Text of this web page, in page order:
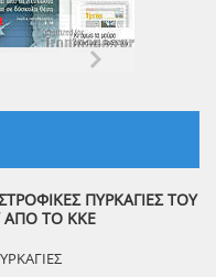
ΠΥΡΚΑΓΙΕΣ ΤΟΥ
ΑΠΟ ΤΟ ΚΚΕ